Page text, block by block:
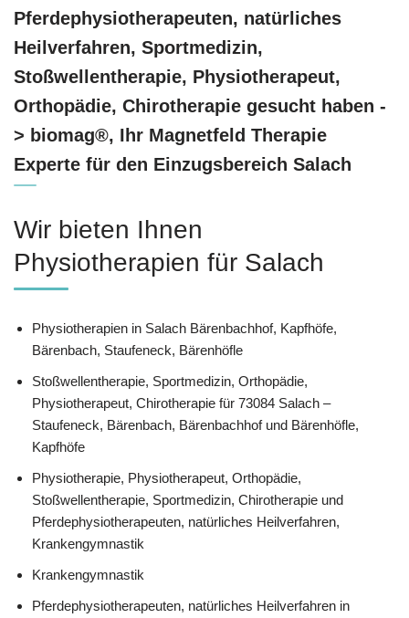
Pferdephysiotherapeuten, natürliches
Heilverfahren, Sportmedizin,
Stoßwellentherapie, Physiotherapeut,
Orthopädie, Chirotherapie gesucht haben -
> biomag®, Ihr Magnetfeld Therapie
Experte für den Einzugsbereich Salach
Wir bieten Ihnen
Physiotherapien für Salach
Physiotherapien in Salach Bärenbachhof, Kapfhöfe,
Bärenbach, Staufeneck, Bärenhöfle
Stoßwellentherapie, Sportmedizin, Orthopädie,
Physiotherapeut, Chirotherapie für 73084 Salach –
Staufeneck, Bärenbach, Bärenbachhof und Bärenhöfle,
Kapfhöfe
Physiotherapie, Physiotherapeut, Orthopädie,
Stoßwellentherapie, Sportmedizin, Chirotherapie und
Pferdephysiotherapeuten, natürliches Heilverfahren,
Krankengymnastik
Krankengymnastik
Pferdephysiotherapeuten, natürliches Heilverfahren in